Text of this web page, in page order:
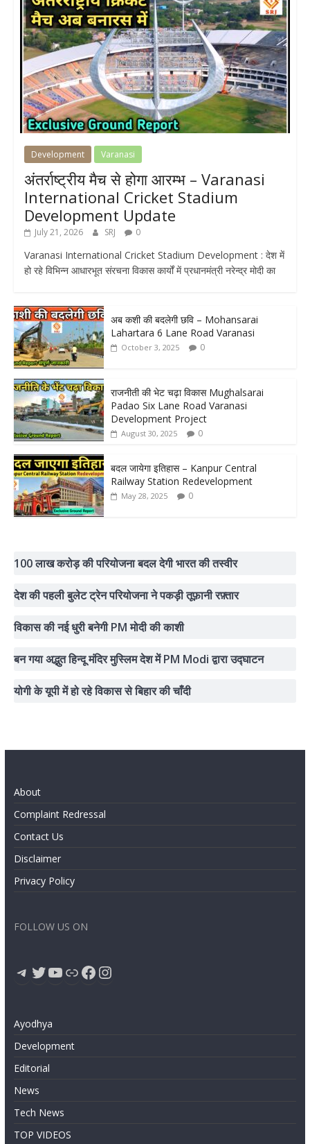
Development Varanasi
अंतर्राष्ट्रीय मैच से होगा आरम्भ – Varanasi
International Cricket Stadium
Development Update
July 21, 2026 SRJ 0
Varanasi International Cricket Stadium Development : देश में
हो रहे विभिन्न आधारभूत संरचना विकास कार्यों में प्रधानमंत्री नरेन्द्र मोदी का
अब कशी की बदलेगी छवि – Mohansarai
Lahartara 6 Lane Road Varanasi
October 3, 2025 0
राजनीती की भेट चढ़ा विकास Mughalsarai
Padao Six Lane Road Varanasi
Development Project
August 30, 2025 0
बदल जायेगा इतिहास – Kanpur Central
Railway Station Redevelopment
May 28, 2025 0
100 लाख करोड़ की परियोजना बदल देगी भारत की तस्वीर
देश की पहली बुलेट ट्रेन परियोजना ने पकड़ी तूफ़ानी रफ़्तार
विकास की नई धुरी बनेगी PM मोदी की काशी
बन गया अद्भुत हिन्दू मंदिर मुस्लिम देश में PM Modi द्वारा उद्घाटन
योगी के यूपी में हो रहे विकास से बिहार की चाँदी
About
Complaint Redressal
Contact Us
Disclaimer
Privacy Policy
FOLLOW US ON
Telegram
Twitter
YouTube
LinkFacebook
Instagram
Ayodhya
Development
Editorial
News
Tech News
TOP VIDEOS